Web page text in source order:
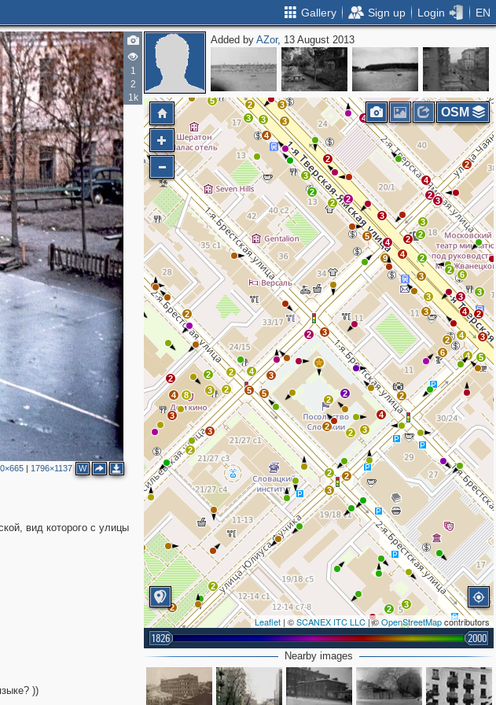
Gallery Sign up Login EN
1
2
1k
| 1796×1137 W
вид которого с улицы
Added byAZor, 13 August 2013
3
4
6
3
4 2
3
3 3
3
2
2
2
3
2
4
4
2
2
2
3
2
5
3
3
2
2
4
9
4
3
2
2
2
3
2
2 4
3
5
5
2
2 3
4
2
2
2
6
2
4 5
2
2
2
3
2
2
3
2
3
2
3
4 8
2
2
2
2 4
12
4
3
3
3
2
5
4
3
5
4
Leaflet | ©SCANEX ITC LLC | ©OpenStreetMapcontributors
1826 2000
OSM
Nearby images
))